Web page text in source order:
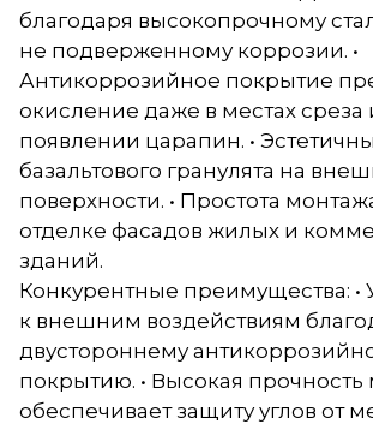
благодаря высокопрочному
не подверженному коррозии. •
Антикоррозийное покрытие
окисление даже в местах среза
появлении царапин. •
базальтового гранулята на
поверхности. • Простота
отделке фасадов жилых и
зданий.
Конкурентные преимущества: •
к внешним воздействиям
двустороннему
покрытию. • Высокая прочность
обеспечивает защиту углов от